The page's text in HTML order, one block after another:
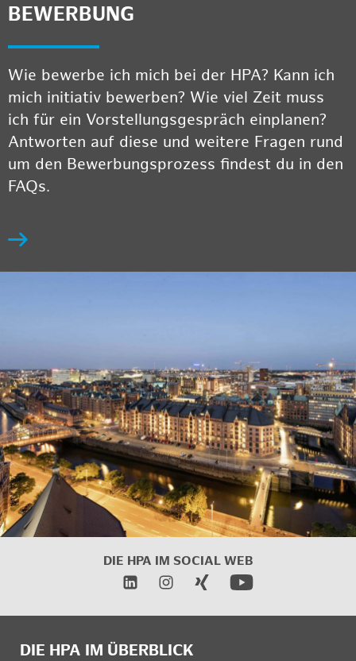
BEWERBUNG
Wie bewerbe ich mich bei der HPA? Kann ich
mich initiativ bewerben? Wie viel Zeit muss
ich für ein Vorstellungsgespräch einplanen?
Antworten auf diese und weitere Fragen rund
um den Bewerbungsprozess findest du in den
FAQs.
DIE HPA IM SOCIAL WEB
DIE HPA IM ÜBERBLICK